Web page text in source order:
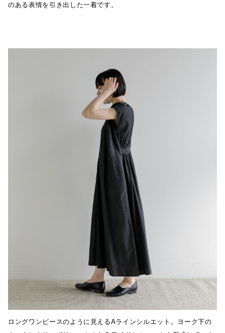
のある表情を引き出した一着です。
ロングワンピースのように見えるAラインシルエット。ヨーク下の